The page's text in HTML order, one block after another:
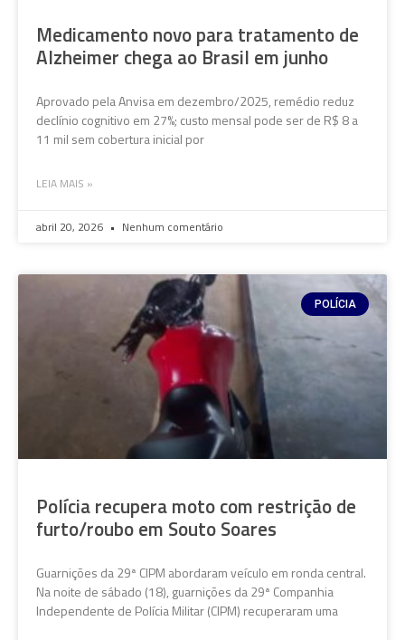
Medicamento novo para tratamento de
Alzheimer chega ao Brasil em junho
Aprovado pela Anvisa em dezembro/2025, remédio reduz
declínio cognitivo em 27%; custo mensal pode ser de R$ 8 a
11 mil sem cobertura inicial por
LEIA MAIS »
abril 20, 2026 Nenhum comentário
POLÍCIA
Polícia recupera moto com restrição de
furto/roubo em Souto Soares
Guarnições da 29ª CIPM abordaram veículo em ronda central.
Na noite de sábado (18), guarnições da 29ª Companhia
Independente de Polícia Militar (CIPM) recuperaram uma